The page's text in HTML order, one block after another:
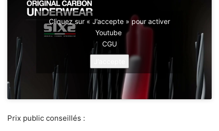
Cliquez sur « J’accepte » pour activer
Youtube
CGU
Prix public conseillés :